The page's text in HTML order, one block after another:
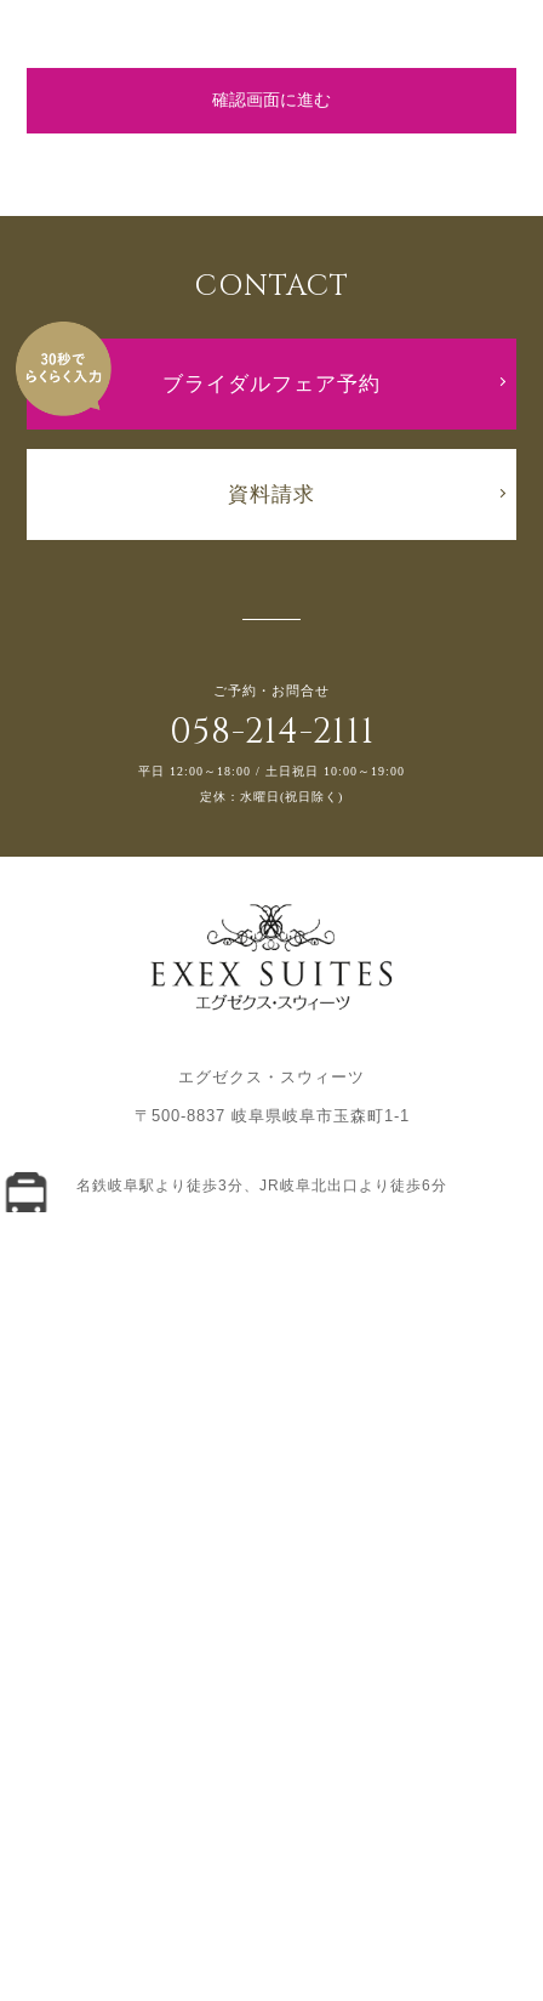
確認画面に進む
CONTACT
ブライダルフェア予約
資料請求
ご予約・お問合せ
058-214-2111
平日 12:00～18:00 / 土日祝日 10:00～19:00
定休：水曜日(祝日除く)
エグゼクス・スウィーツ
〒500-8837 岐阜県岐阜市玉森町1-1
名鉄岐阜駅より徒歩3分、JR岐阜北出口より徒歩6分